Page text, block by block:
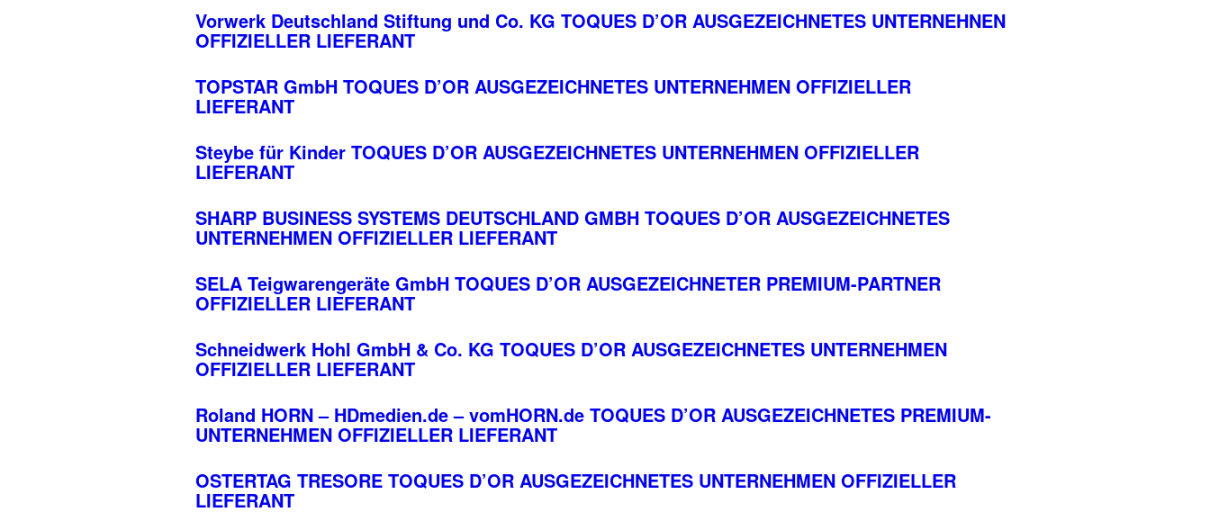
Vorwerk Deutschland Stiftung und Co. KG TOQUES D’OR AUSGEZEICHNETES UNTERNEHNEN
OFFIZIELLER LIEFERANT
TOPSTAR GmbH TOQUES D’OR AUSGEZEICHNETES UNTERNEHMEN OFFIZIELLER
LIEFERANT
Steybe für Kinder TOQUES D’OR AUSGEZEICHNETES UNTERNEHMEN OFFIZIELLER
LIEFERANT
SHARP BUSINESS SYSTEMS DEUTSCHLAND GMBH TOQUES D’OR AUSGEZEICHNETES
UNTERNEHMEN OFFIZIELLER LIEFERANT
SELA Teigwarengeräte GmbH TOQUES D’OR AUSGEZEICHNETER PREMIUM-PARTNER
OFFIZIELLER LIEFERANT
Schneidwerk Hohl GmbH & Co. KG TOQUES D’OR AUSGEZEICHNETES UNTERNEHMEN
OFFIZIELLER LIEFERANT
Roland HORN – HDmedien.de – vomHORN.de TOQUES D’OR AUSGEZEICHNETES PREMIUM-
UNTERNEHMEN OFFIZIELLER LIEFERANT
OSTERTAG TRESORE TOQUES D’OR AUSGEZEICHNETES UNTERNEHMEN OFFIZIELLER
LIEFERANT